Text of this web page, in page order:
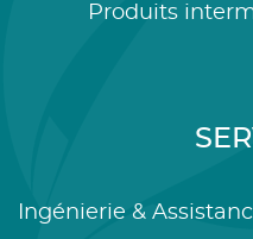
Produits
Ingénierie &